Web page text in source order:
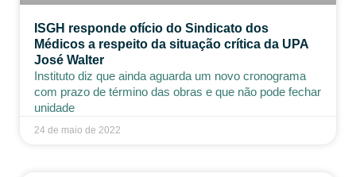
ISGH responde ofício do Sindicato dos
Médicos a respeito da situação crítica da UPA
José Walter
Instituto diz que ainda aguarda um novo cronograma
com prazo de término das obras e que não pode fechar
unidade
24 de maio de 2022